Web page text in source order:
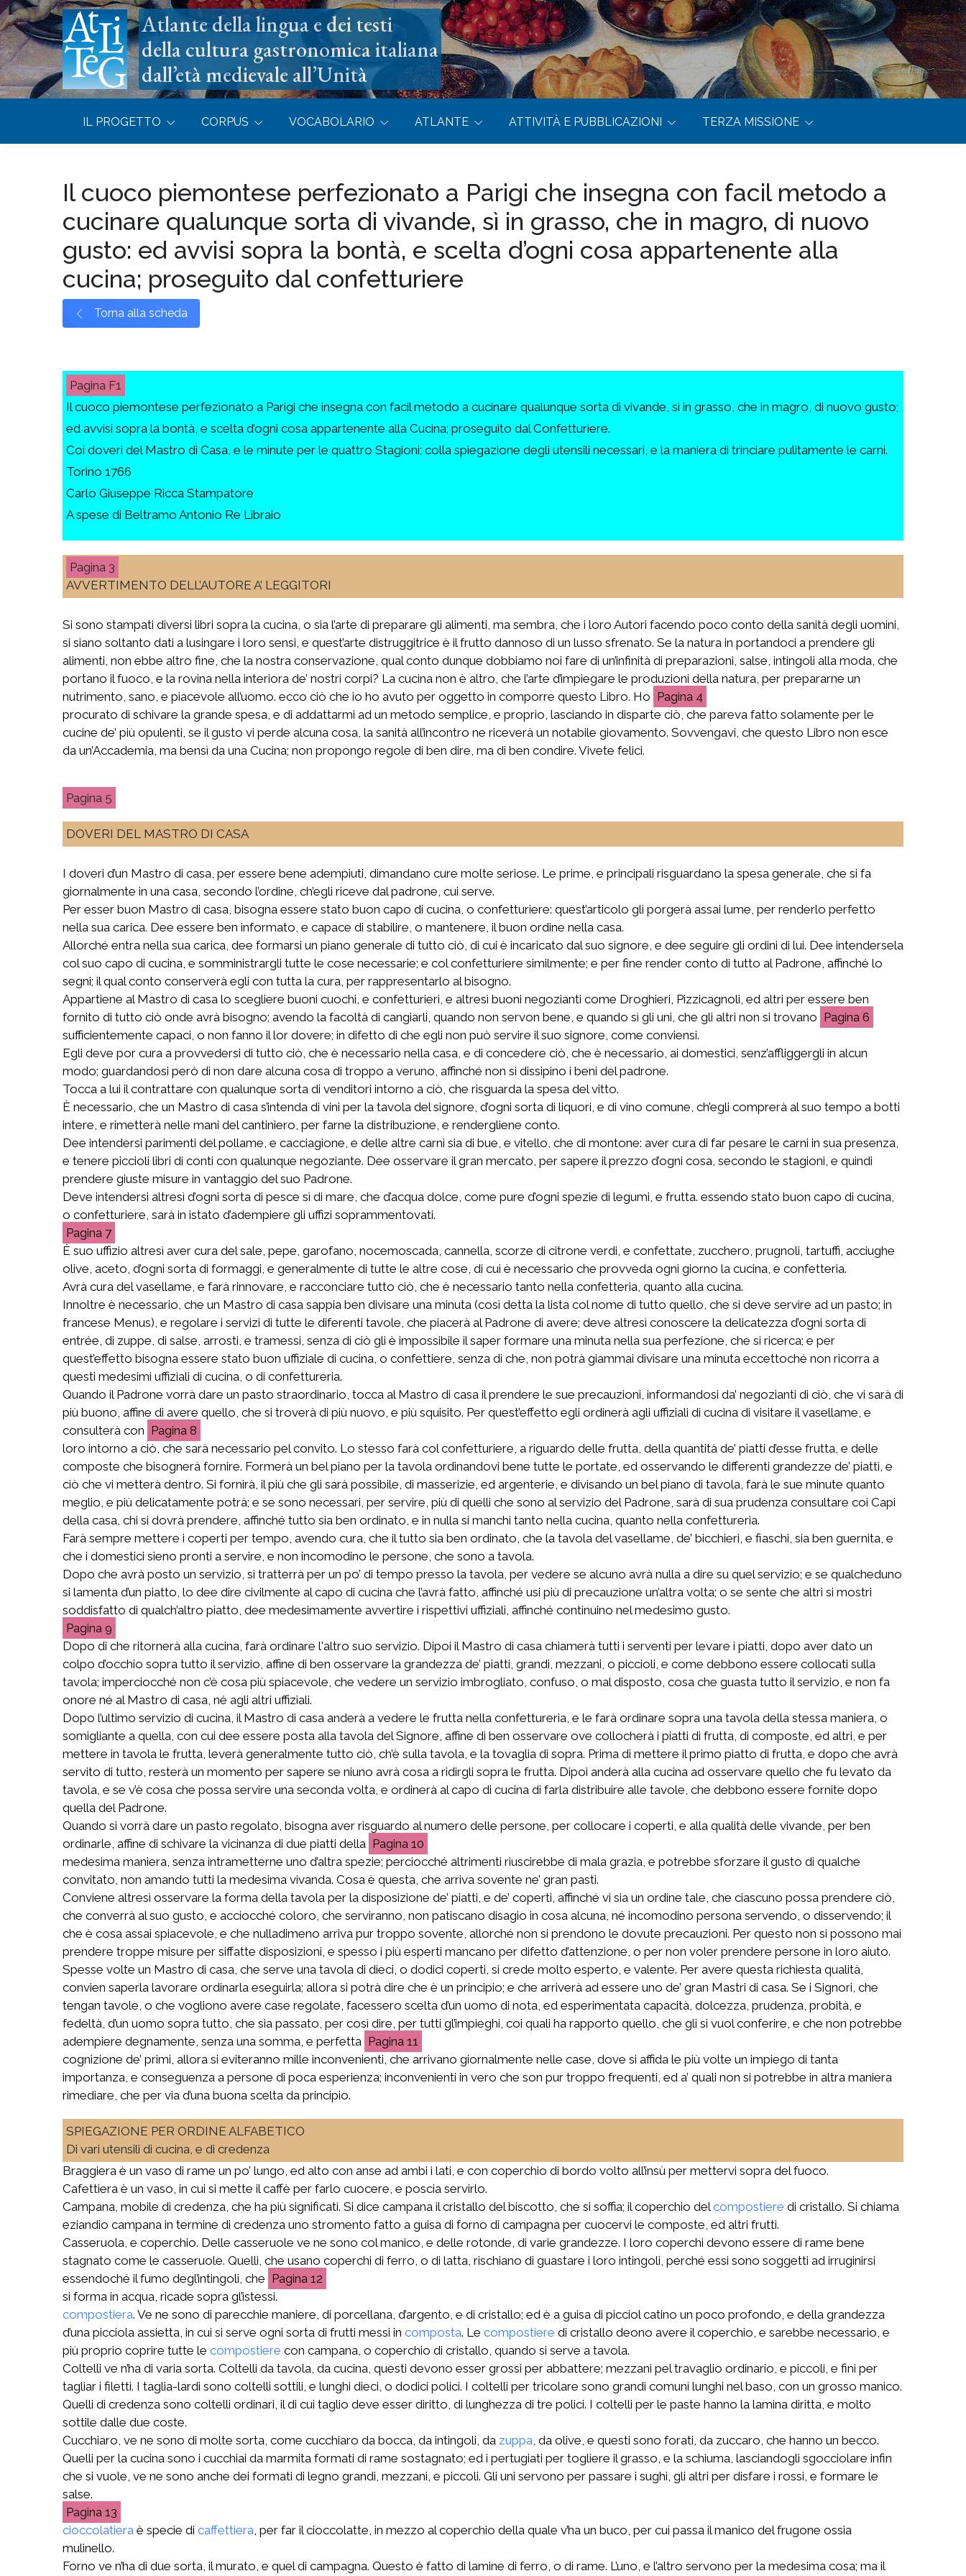
Atlante della lingua e dei testi
della cultura gastronomica italiana
dall’età medievale all’Unità
IL PROGETTO CORPUS VOCABOLARIO ATLANTE ATTIVITÀ E PUBBLICAZIONI TERZA MISSIONE
Il cuoco piemontese perfezionato a Parigi che insegna con facil metodo a
cucinare qualunque sorta di vivande, sì in grasso, che in magro, di nuovo
gusto: ed avvisi sopra la bontà, e scelta d’ogni cosa appartenente alla
cucina; proseguito dal confetturiere
Torna alla scheda
F1
Il cuoco piemontese perfezionato a Parigi che insegna con facil metodo a cucinare qualunque sorta di vivande, sì in grasso, che in magro, di nuovo gusto;
ed avvisi sopra la bontà, e scelta d’ogni cosa appartenente alla Cucina; proseguito dal Confetturiere.
Coi doveri del Mastro di Casa, e le minute per le quattro Stagioni; colla spiegazione degli utensili necessari, e la maniera di trinciare pulitamente le carni.
Torino 1766
Carlo Giuseppe Ricca Stampatore
A spese di Beltramo Antonio Re Libraio
3
AVVERTIMENTO DELL’AUTORE A’ LEGGITORI
Si sono stampati diversi libri sopra la cucina, o sia l’arte di preparare gli alimenti, ma sembra, che i loro Autori facendo poco conto della sanità degli uomini,
si siano soltanto dati a lusingare i loro sensi, e quest’arte distruggitrice è il frutto dannoso di un lusso sfrenato. Se la natura in portandoci a prendere gli
alimenti, non ebbe altro fine, che la nostra conservazione, qual conto dunque dobbiamo noi fare di un’infinità di preparazioni, salse, intingoli alla moda, che
portano il fuoco, e la rovina nella interiora de’ nostri corpi? La cucina non è altro, che l’arte d’impiegare le produzioni della natura, per prepararne un
nutrimento, sano, e piacevole all’uomo. ecco ciò che io ho avuto per oggetto in comporre questo Libro. Ho
4
procurato di schivare la grande spesa, e di addattarmi ad un metodo semplice, e proprio, lasciando in disparte ciò, che pareva fatto solamente per le
cucine de’ più opulenti, se il gusto vi perde alcuna cosa, la sanità all’incontro ne riceverà un notabile giovamento. Sovvengavi, che questo Libro non esce
da un’Accademia, ma bensì da una Cucina; non propongo regole di ben dire, ma di ben condire. Vivete felici.
5
DOVERI DEL MASTRO DI CASA
I doveri d’un Mastro di casa, per essere bene adempiuti, dimandano cure molte seriose. Le prime, e principali risguardano la spesa generale, che si fa
giornalmente in una casa, secondo l’ordine, ch’egli riceve dal padrone, cui serve.
Per esser buon Mastro di casa, bisogna essere stato buon capo di cucina, o confetturiere: quest’articolo gli porgerà assai lume, per renderlo perfetto
nella sua carica. Dee essere ben informato, e capace di stabilire, o mantenere, il buon ordine nella casa.
Allorché entra nella sua carica, dee formarsi un piano generale di tutto ciò, di cui è incaricato dal suo signore, e dee seguire gli ordini di lui. Dee intendersela
col suo capo di cucina, e somministrargli tutte le cose necessarie; e col confetturiere similmente; e per fine render conto di tutto al Padrone, affinché lo
segni; il qual conto conserverà egli con tutta la cura, per rappresentarlo al bisogno.
Appartiene al Mastro di casa lo scegliere buoni cuochi, e confetturieri, e altresì buoni negozianti come Droghieri, Pizzicagnoli, ed altri per essere ben
fornito di tutto ciò onde avrà bisogno; avendo la facoltà di cangiarli, quando non servon bene, e quando sì gli uni, che gli altri non si trovano
6
sufficientemente capaci, o non fanno il lor dovere; in difetto di che egli non può servire il suo signore, come conviensi.
Egli deve por cura a provvedersi di tutto ciò, che è necessario nella casa, e di concedere ciò, che è necessario, ai domestici, senz’affliggergli in alcun
modo; guardandosi però di non dare alcuna cosa di troppo a veruno, affinché non si dissipino i beni del padrone.
Tocca a lui il contrattare con qualunque sorta di venditori intorno a ciò, che risguarda la spesa del vitto.
È necessario, che un Mastro di casa s’intenda di vini per la tavola del signore, d’ogni sorta di liquori, e di vino comune, ch’egli comprerà al suo tempo a botti
intere, e rimetterà nelle mani del cantiniero, per farne la distribuzione, e rendergliene conto.
Dee intendersi parimenti del pollame, e cacciagione, e delle altre carni sia di bue, e vitello, che di montone: aver cura di far pesare le carni in sua presenza,
e tenere piccioli libri di conti con qualunque negoziante. Dee osservare il gran mercato, per sapere il prezzo d’ogni cosa, secondo le stagioni, e quindi
prendere giuste misure in vantaggio del suo Padrone.
Deve intendersi altresì d’ogni sorta di pesce sì di mare, che d’acqua dolce, come pure d’ogni spezie di legumi, e frutta. essendo stato buon capo di cucina,
o confetturiere, sarà in istato d’adempiere gli uffizi soprammentovati.
7
È suo uffizio altresì aver cura del sale, pepe, garofano, nocemoscada, cannella, scorze di citrone verdi, e confettate, zucchero, prugnoli, tartuffi, acciughe
olive, aceto, d’ogni sorta di formaggi, e generalmente di tutte le altre cose, di cui è necessario che provveda ogni giorno la cucina, e confetteria.
Avrà cura del vasellame, e farà rinnovare, e racconciare tutto ciò, che è necessario tanto nella confetteria, quanto alla cucina.
Innoltre è necessario, che un Mastro di casa sappia ben divisare una minuta (così detta la lista col nome di tutto quello, che si deve servire ad un pasto; in
francese Menus), e regolare i servizi di tutte le diferenti tavole, che piacerà al Padrone di avere; deve altresì conoscere la delicatezza d’ogni sorta di
entrée, di zuppe, di salse, arrosti, e tramessi, senza di ciò gli è impossibile il saper formare una minuta nella sua perfezione, che si ricerca; e per
quest’effetto bisogna essere stato buon uffiziale di cucina, o confettiere, senza di che, non potrà giammai divisare una minuta eccettoché non ricorra a
questi medesimi uffiziali di cucina, o di confettureria.
Quando il Padrone vorrà dare un pasto straordinario, tocca al Mastro di casa il prendere le sue precauzioni, informandosi da’ negozianti di ciò, che vi sarà di
più buono, affine di avere quello, che si troverà di più nuovo, e più squisito. Per quest’effetto egli ordinerà agli uffiziali di cucina di visitare il vasellame, e
consulterà con
8
loro intorno a ciò, che sarà necessario pel convito. Lo stesso farà col confetturiere, a riguardo delle frutta, della quantità de’ piatti d’esse frutta, e delle
composte che bisognerà fornire. Formerà un bel piano per la tavola ordinandovi bene tutte le portate, ed osservando le differenti grandezze de’ piatti, e
ciò che vi metterà dentro. Si fornirà, il più che gli sarà possibile, di masserizie, ed argenterie, e divisando un bel piano di tavola, farà le sue minute quanto
meglio, e più delicatamente potrà; e se sono necessari, per servire, più di quelli che sono al servizio del Padrone, sarà di sua prudenza consultare coi Capi
della casa, chi si dovrà prendere, affinché tutto sia ben ordinato, e in nulla si manchi tanto nella cucina, quanto nella confettureria.
Farà sempre mettere i coperti per tempo, avendo cura, che il tutto sia ben ordinato, che la tavola del vasellame, de’ bicchieri, e fiaschi, sia ben guernita, e
che i domestici sieno pronti a servire, e non incomodino le persone, che sono a tavola.
Dopo che avrà posto un servizio, si tratterrà per un po’ di tempo presso la tavola, per vedere se alcuno avrà nulla a dire su quel servizio; e se qualcheduno
si lamenta d’un piatto, lo dee dire civilmente al capo di cucina che l’avrà fatto, affinché usi più di precauzione un’altra volta; o se sente che altri si mostri
soddisfatto di qualch’altro piatto, dee medesimamente avvertire i rispettivi uffiziali, affinché continuino nel medesimo gusto.
9
Dopo di che ritornerà alla cucina, farà ordinare l'altro suo servizio. Dipoi il Mastro di casa chiamerà tutti i serventi per levare i piatti, dopo aver dato un
colpo d’occhio sopra tutto il servizio, affine di ben osservare la grandezza de’ piatti, grandi, mezzani, o piccioli, e come debbono essere collocati sulla
tavola; imperciocché non c’è cosa più spiacevole, che vedere un servizio imbrogliato, confuso, o mal disposto, cosa che guasta tutto il servizio, e non fa
onore né al Mastro di casa, né agli altri uffiziali.
Dopo l’ultimo servizio di cucina, il Mastro di casa anderà a vedere le frutta nella confettureria, e le farà ordinare sopra una tavola della stessa maniera, o
somigliante a quella, con cui dee essere posta alla tavola del Signore, affine di ben osservare ove collocherà i piatti di frutta, di composte, ed altri, e per
mettere in tavola le frutta, leverà generalmente tutto ciò, ch’è sulla tavola, e la tovaglia di sopra. Prima di mettere il primo piatto di frutta, e dopo che avrà
servito di tutto, resterà un momento per sapere se niuno avrà cosa a ridirgli sopra le frutta. Dipoi anderà alla cucina ad osservare quello che fu levato da
tavola, e se v’è cosa che possa servire una seconda volta, e ordinerà al capo di cucina di farla distribuire alle tavole, che debbono essere fornite dopo
quella del Padrone.
Quando si vorrà dare un pasto regolato, bisogna aver risguardo al numero delle persone, per collocare i coperti, e alla qualità delle vivande, per ben
ordinarle, affine di schivare la vicinanza di due piatti della
10
medesima maniera, senza intrametterne uno d’altra spezie; perciocché altrimenti riuscirebbe di mala grazia, e potrebbe sforzare il gusto di qualche
convitato, non amando tutti la medesima vivanda. Cosa è questa, che arriva sovente ne’ gran pasti.
Conviene altresì osservare la forma della tavola per la disposizione de’ piatti, e de’ coperti, affinché vi sia un ordine tale, che ciascuno possa prendere ciò,
che converrà al suo gusto, e acciocché coloro, che serviranno, non patiscano disagio in cosa alcuna, né incomodino persona servendo, o disservendo; il
che è cosa assai spiacevole, e che nulladimeno arriva pur troppo sovente, allorché non si prendono le dovute precauzioni. Per questo non si possono mai
prendere troppe misure per siffatte disposizioni, e spesso i più esperti mancano per difetto d’attenzione, o per non voler prendere persone in loro aiuto.
Spesse volte un Mastro di casa, che serve una tavola di dieci, o dodici coperti, si crede molto esperto, e valente. Per avere questa richiesta qualità,
convien saperla lavorare ordinarla eseguirla; allora si potrà dire che è un principio; e che arriverà ad essere uno de’ gran Mastri di casa. Se i Signori, che
tengan tavole, o che vogliono avere case regolate, facessero scelta d’un uomo di nota, ed esperimentata capacità, dolcezza, prudenza, probità, e
fedeltà, d’un uomo sopra tutto, che sia passato, per così dire, per tutti gl’impieghi, coi quali ha rapporto quello, che gli si vuol conferire, e che non potrebbe
adempiere degnamente, senza una somma, e perfetta
11
cognizione de’ primi, allora si eviteranno mille inconvenienti, che arrivano giornalmente nelle case, dove si affida le più volte un impiego di tanta
importanza, e conseguenza a persone di poca esperienza; inconvenienti in vero che son pur troppo frequenti, ed a’ quali non si potrebbe in altra maniera
rimediare, che per via d’una buona scelta da principio.
SPIEGAZIONE PER ORDINE ALFABETICO
Di vari utensili di cucina, e di credenza
Braggiera è un vaso di rame un po’ lungo, ed alto con anse ad ambi i lati, e con coperchio di bordo volto all’insù per mettervi sopra del fuoco.
Cafettiera è un vaso, in cui si mette il caffè per farlo cuocere, e poscia servirlo.
Campana, mobile di credenza, che ha più significati. Si dice campana il cristallo del biscotto, che si soffia; il coperchio delcompostiere di cristallo. Si chiama
eziandio campana in termine di credenza uno stromento fatto a guisa di forno di campagna per cuocervi le composte, ed altri frutti.
Casseruola, e coperchio. Delle casseruole ve ne sono col manico, e delle rotonde, di varie grandezze. I loro coperchi devono essere di rame bene
stagnato come le casseruole. Quelli, che usano coperchi di ferro, o di latta, rischiano di guastare i loro intingoli, perché essi sono soggetti ad irruginirsi
essendoché il fumo degl’intingoli, che
12
si forma in acqua, ricade sopra gl’istessi.
compostiera. Ve ne sono di parecchie maniere, di porcellana, d’argento, e di cristallo; ed è a guisa di picciol catino un poco profondo, e della grandezza
d’una picciola assietta, in cui si serve ogni sorta di frutti messi in composta. Le compostiere di cristallo deono avere il coperchio, e sarebbe necessario, e
più proprio coprire tutte le compostiere con campana, o coperchio di cristallo, quando si serve a tavola.
Coltelli ve n’ha di varia sorta. Coltelli da tavola, da cucina, questi devono esser grossi per abbattere; mezzani pel travaglio ordinario, e piccoli, e fini per
tagliar i filetti. I taglia-lardi sono coltelli sottili, e lunghi dieci, o dodici polici. I coltelli per tricolare sono grandi comuni lunghi nel baso, con un grosso manico.
Quelli di credenza sono coltelli ordinari, il di cui taglio deve esser diritto, di lunghezza di tre polici. I coltelli per le paste hanno la lamina diritta, e molto
sottile dalle due coste.
Cucchiaro, ve ne sono di molte sorta, come cucchiaro da bocca, da intingoli, da zuppa , da olive, e questi sono forati, da zuccaro, che hanno un becco.
Quelli per la cucina sono i cucchiai da marmita formati di rame sostagnato; ed i pertugiati per togliere il grasso, e la schiuma, lasciandogli sgocciolare infin
che si vuole, ve ne sono anche dei formati di legno grandi, mezzani, e piccoli. Gli uni servono per passare i sughi, gli altri per disfare i rossi, e formare le
salse.
13
cioccolatiera è specie di caffettiera , per far il cioccolatte, in mezzo al coperchio della quale v’ha un buco, per cui passa il manico del frugone ossia
mulinello.
Forno ve n’ha di due sorta, il murato, e quel di campagna. Questo è fatto di lamine di ferro, o di rame. L’uno, e l’altro servono per la medesima cosa; ma il